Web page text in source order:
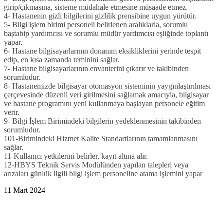
girip/çıkmasına, sisteme müdahale etmesine müsaade etmez.
4- Hastanenin gizli bilgilerini gizlilik prensibine uygun yürütür.
5- Bilgi işlem birimi personeli belirlenen aralıklarla, sorumlu
baştabip yardımcısı ve sorumlu müdür yardımcısı eşliğinde toplantı
yapar.
6- Hastane bilgisayarlarının donanım eksikliklerini yerinde tespit
edip, en kısa zamanda teminini sağlar.
7- Hastane bilgisayarlarının envanterini çıkarır ve takibinden
sorumludur.
8- Hastanemizde bilgisayar otomasyon sisteminin yaygınlaştırılması
çerçevesinde düzenli veri girilmesini sağlamak amacıyla, bilgisayar
ve hastane programını yeni kullanmaya başlayan personele eğitim
verir.
9- Bilgi İşlem Birimindeki bilgilerin yedeklenmesinin takibinden
sorumludur.
101-Birimindeki Hizmet Kalite Standartlarının tamamlanmasını
sağlar.
11-Kullanıcı yetkilerini belirler, kayıt altına alır.
12-HBYS Teknik Servis Modülünden yapılan talepleri veya
arızaları günlük ilgili bilgi işlem personeline atama işlemini yapar
11 Mart 2024